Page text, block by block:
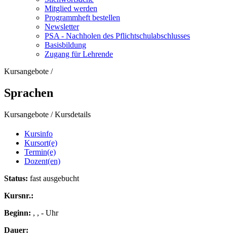
Mitglied werden
Programmheft bestellen
Newsletter
PSA - Nachholen des Pflichtschulabschlusses
Basisbildung
Zugang für Lehrende
Kursangebote /
Sprachen
Kursangebote /Kursdetails
Kursinfo
Kursort(e)
Termin(e)
Dozent(en)
Status: fast ausgebucht
Kursnr.:
Beginn: , , - Uhr
Dauer: